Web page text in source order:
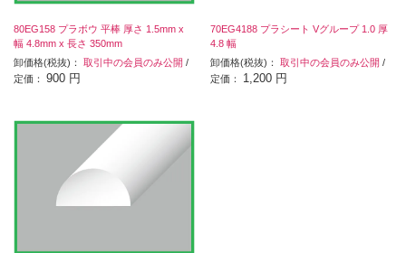
80EG158 プラボウ 平棒 厚さ 1.5mm x
幅 4.8mm x 長さ 350mm
卸価格(税抜)： 取引中の会員のみ公開 /
定価： 900 円
70EG4188 プラシート Vグループ 1.0 厚
4.8 幅
卸価格(税抜)：取引中の会員のみ公開 /
定価： 1,200 円